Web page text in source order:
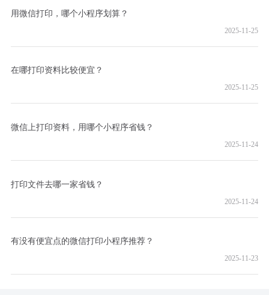
用微信打印，哪个小程序划算？
2025-11-25
在哪打印资料比较便宜？
2025-11-25
微信上打印资料，用哪个小程序省钱？
2025-11-24
打印文件去哪一家省钱？
2025-11-24
有没有便宜点的微信打印小程序推荐？
2025-11-23